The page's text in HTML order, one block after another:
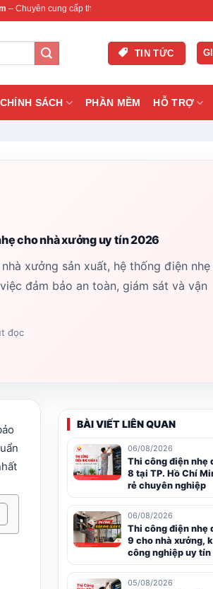
thiết bị mạng & camera chính hãng, bảo hành , hỗ
TIN TỨC
CHÍNH SÁCH PHẦN MỀM HỖ TRỢ
cho nhà xưởng uy tín 2026
xưởng sản xuất, hệ thống điện nhẹ
đảm bảo an toàn, giám sát và vận
đọc
BÀI VIẾT LIÊN QUAN
06/08/2026
Thi công điện nhẹ
8 tại TP. Hồ Chí
rẻ chuyên nghiệp
06/08/2026
Thi công điện nhẹ
9 cho nhà xưởng,
công nghiệp uy tín
05/08/2026